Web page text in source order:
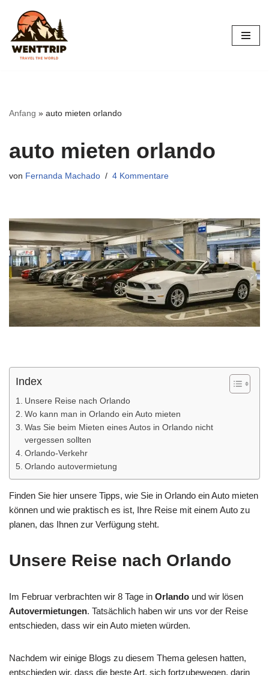
Zum
Inhalt
springen
Anfang » auto mieten orlando
auto mieten orlando
von Fernanda Machado 4 Kommentare
Index
Unsere Reise nach Orlando
Wo kann man in Orlando ein Auto mieten
Was Sie beim Mieten eines Autos in Orlando nicht
vergessen sollten
Orlando-Verkehr
Orlando autovermietung
Finden Sie hier unsere Tipps, wie Sie in Orlando ein Auto mieten
können und wie praktisch es ist, Ihre Reise mit einem Auto zu
planen, das Ihnen zur Verfügung steht.
Unsere Reise nach Orlando
Im Februar verbrachten wir 8 Tage in Orlando und wir lösen
Autovermietungen. Tatsächlich haben wir uns vor der Reise
entschieden, dass wir ein Auto mieten würden.
Nachdem wir einige Blogs zu diesem Thema gelesen hatten,
entschieden wir, dass die beste Art, sich fortzubewegen, darin